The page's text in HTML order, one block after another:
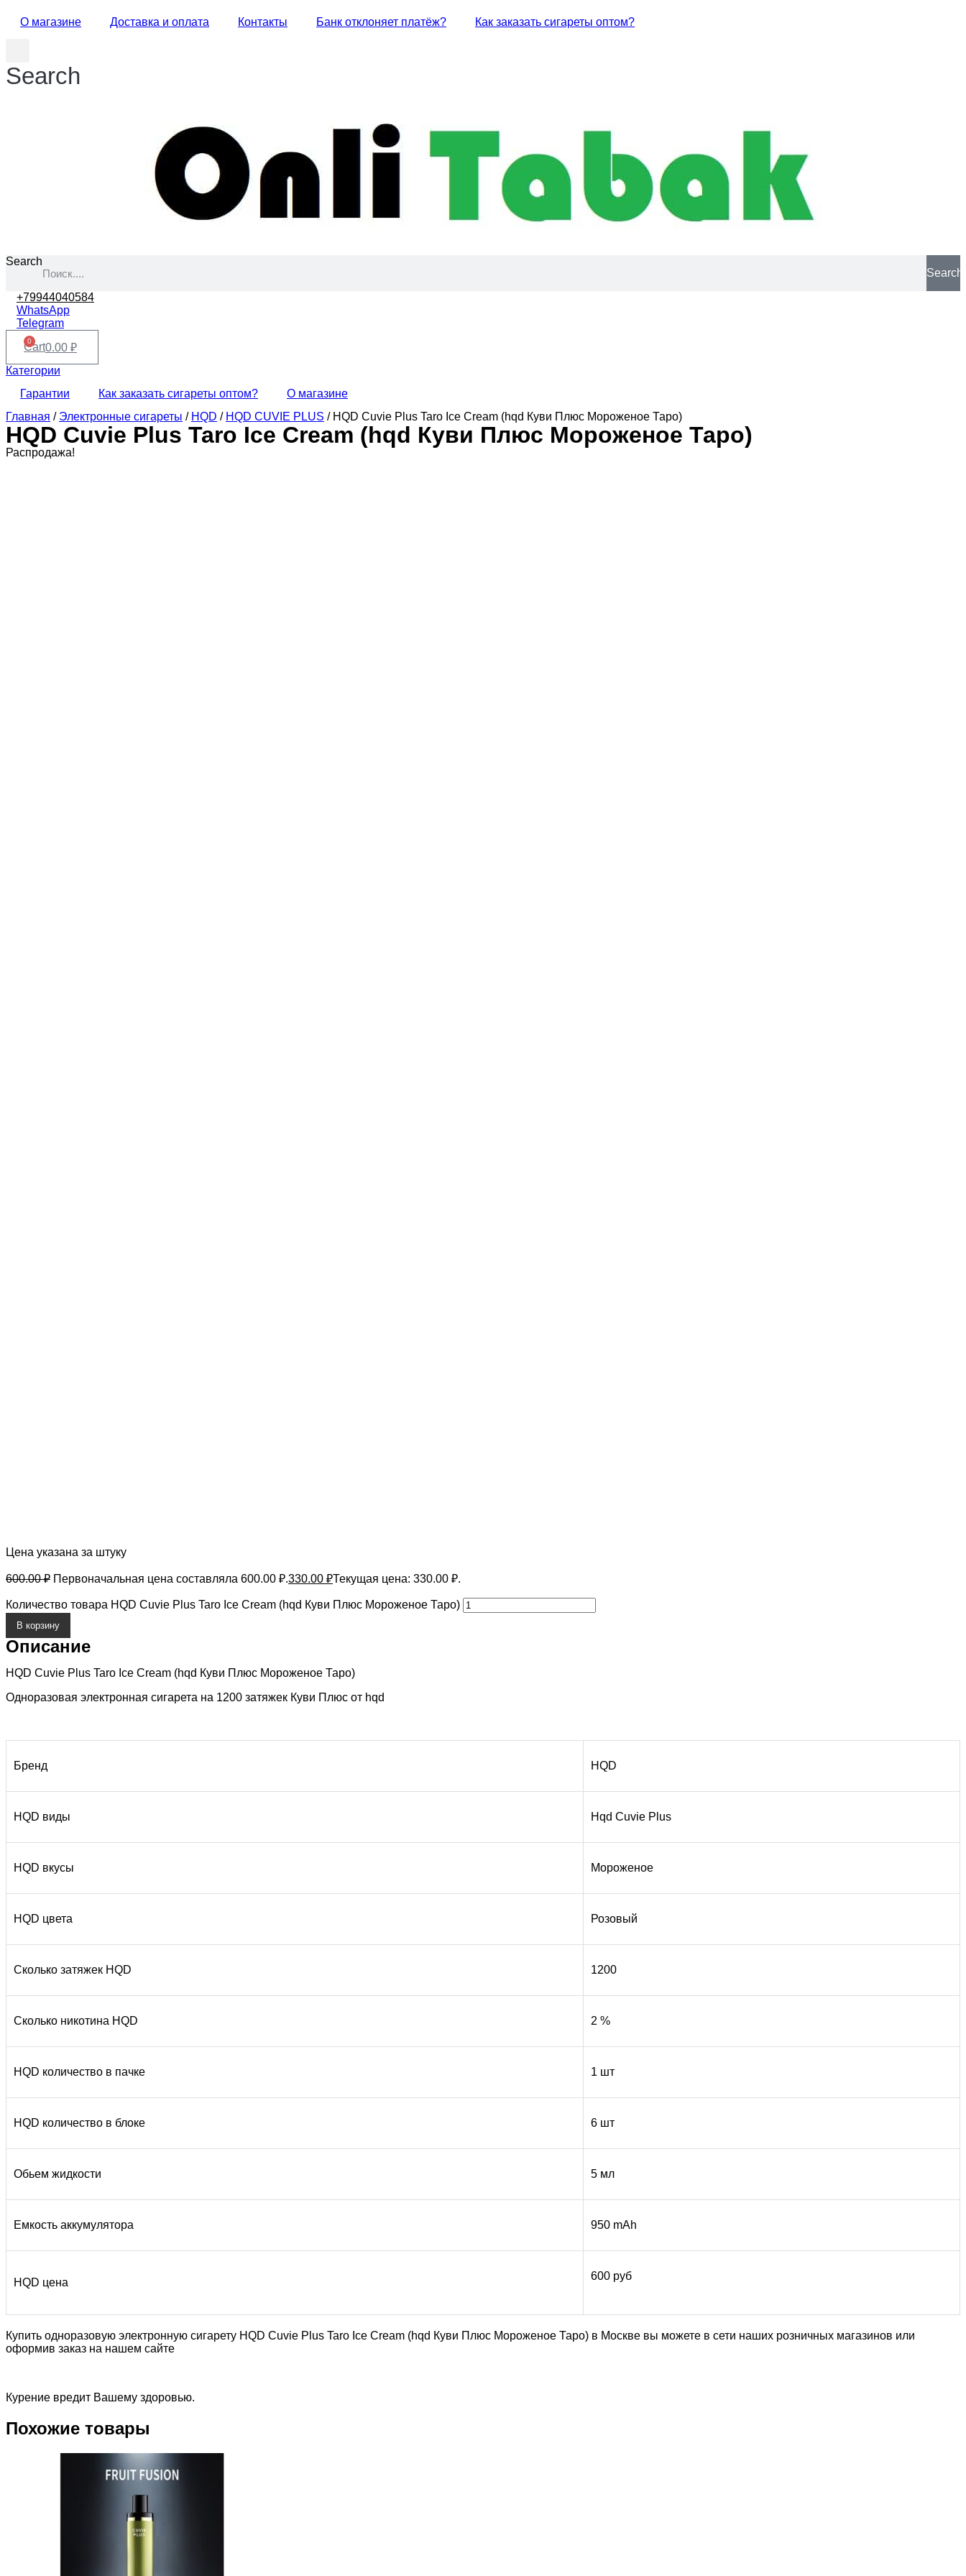
О магазине Доставка и оплата Контакты Банк отклоняет платёж? Как заказать сигареты оптом?
Search
Search
Search
+79944040584
WhatsApp
Telegram
0.00 ₽
0
Cart
Категории
Гарантии
Как заказать сигареты оптом?
О магазине
Главная / Электронные сигареты / HQD / HQD CUVIE PLUS / HQD Cuvie Plus Taro Ice Cream (hqd Куви Плюс Мороженое Таро)
HQD Cuvie Plus Taro Ice Cream (hqd Куви Плюс Мороженое Таро)
Распродажа!
Цена указана за штуку
600.00₽ Первоначальная цена составляла 600.00 ₽.330.00 ₽Текущая цена: 330.00 ₽.
Количество товара HQD Cuvie Plus Taro Ice Cream (hqd Куви Плюс Мороженое Таро)
В корзину
Описание
HQD Cuvie Plus Taro Ice Cream (hqd Куви Плюс Мороженое Таро)
Одноразовая электронная сигарета на 1200 затяжек Куви Плюс от hqd
Бренд HQD
HQD виды Hqd Cuvie Plus
HQD вкусы Мороженое
HQD цвета Розовый
Сколько затяжек HQD 1200
Сколько никотина HQD 2 %
HQD количество в пачке 1 шт
HQD количество в блоке 6 шт
Обьем жидкости 5 мл
Емкость аккумулятора 950 mAh
HQD цена
600 руб
Купить одноразовую электронную сигарету HQD Cuvie Plus Taro Ice Cream (hqd Куви Плюс Мороженое Таро) в Москве вы можете в сети наших розничных магазинов или
оформив заказ на нашем сайте
Курение вредит Вашему здоровью.
Похожие товары